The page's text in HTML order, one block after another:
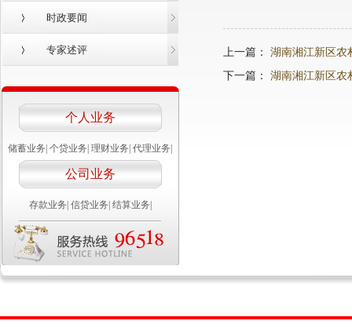
时政要闻
专家述评
个人业务
储蓄业务 个贷业务 理财业务 代理业务
公司业务
存款业务 信贷业务 结算业务
上一篇： 湖南湘江新区农
下一篇： 湖南湘江新区农